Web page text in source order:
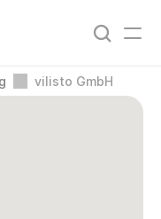
vilisto GmbH